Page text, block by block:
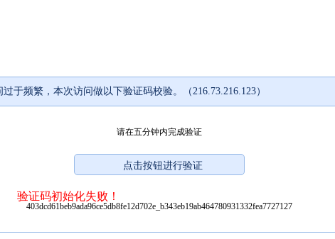
过于频繁，本次访问做以下验证码校验。（216.73.216.123）
请在五分钟内完成验证
验证码初始化失败！
403dcd61beb9ada96ce5db8fe12d702e_b343eb19ab464780931332fea7727127